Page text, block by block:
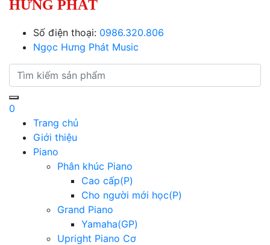
HƯNG PHÁT
Số điện thoại: 0986.320.806
Ngọc Hưng Phát Music
0
Trang chủ
Giới thiệu
Piano
Phân khúc Piano
Cao cấp(P)
Cho người mới học(P)
Grand Piano
Yamaha(GP)
Upright Piano Cơ